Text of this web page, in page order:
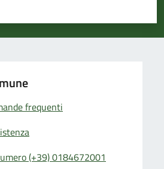
stelle su 5
su 5
su 5
frequenti
(+39) 0184672001